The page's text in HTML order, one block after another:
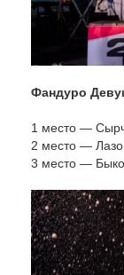
Фандуро
1 место —
2 место —
3 место —